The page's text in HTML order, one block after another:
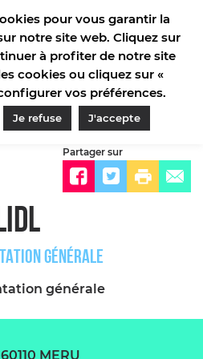
COMMERCES ET SERVICES/ALIMENTATION
Partager sur
GÉNÉRALE
générale
MERU
pour vous garantir la
notre site web. Cliquez sur
à profiter de notre site
cookies ou cliquez sur «
vos préférences.
Je refuse J'accepte